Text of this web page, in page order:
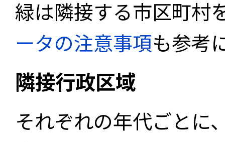
緑は隣接する市区町村
ータの注意事項も参考
隣接行政区域
それぞれの年代ごとに